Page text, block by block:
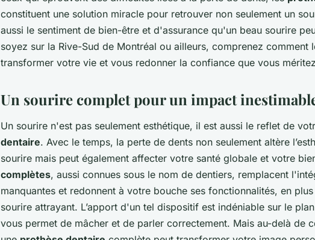
constituent une solution miracle pour retrouver non seulement un
aussi le sentiment de bien-être et d'assurance qu'un beau sourire
soyez sur la Rive-Sud de Montréal ou ailleurs, comprenez comment
transformer votre vie et vous redonner la confiance que vous
Un sourire complet pour un impact
Un sourire n'est pas seulement esthétique, il est aussi le reflet de
dentaire. Avec le temps, la perte de dents non seulement altère
sourire mais peut également affecter votre santé globale et votre
complètes, aussi connues sous le nom de dentiers, remplacent
manquantes et redonnent à votre bouche ses fonctionnalités, en
sourire attrayant. L’apport d'un tel dispositif est indéniable sur le
vous permet de mâcher et de parler correctement. Mais au-delà de